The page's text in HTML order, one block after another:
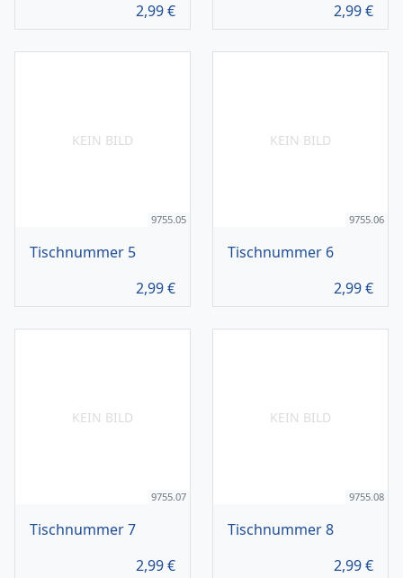
2,99€
2,99€
KEIN BILD
9755.05
Tischnummer 5
2,99€
KEIN BILD
9755.06
Tischnummer 6
2,99€
KEIN BILD
9755.07
Tischnummer 7
2,99€
KEIN BILD
9755.08
Tischnummer 8
2,99€